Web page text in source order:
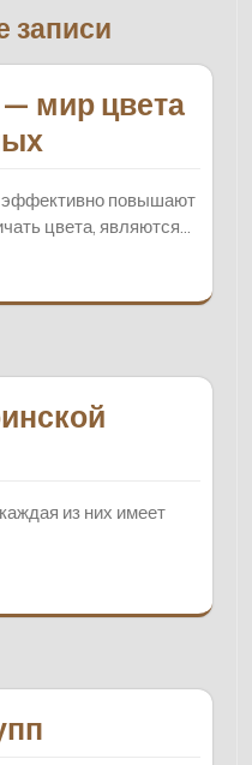
записи
мир цвета
эффективно повышают
цвета, являются…
из них имеет